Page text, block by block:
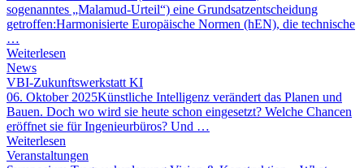
sogenanntes „Malamud-Urteil“) eine Grundsatzentscheidung
getroffen:Harmonisierte Europäische Normen (hEN), die technische
…
Weiterlesen
News
VBI-Zukunftswerkstatt KI
06. Oktober 2025Künstliche Intelligenz verändert das Planen und
Bauen. Doch wo wird sie heute schon eingesetzt? Welche Chancen
eröffnet sie für Ingenieurbüros? Und …
Weiterlesen
Veranstaltungen